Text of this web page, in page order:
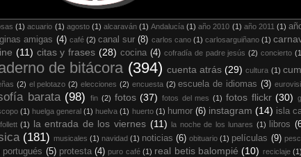
(1) acuario (1) agosto (1) alcaraván (1) Andalucía (1) año 2010 (1) año 2011 (1)
amigas (4) café (2) canal sur (8) carlos cano (1) carlosarguiñano (1)
(11) citas y frases (28) cocina (4) cofradía de padre jesús (2) concierto
de bitácora (394) cuenta atrás (29) cultura (1)
(2) el pelotazo (2) elecciones (2) encuesta (2) escuela de idiomas (3)
barata (98) fin (2) fotos (37) fotos del mes (1) fotos flickr (30)
(1) huelga general (1) huelva (1) huerto (1) humor (6) instagram (14) isla
(1) la entrada de los viernes (11) la noche de los lunares (1) libros
(181) musicales (1) navidad (1) noticias (6) obituario (1) películas (9)
portugués (5) protesta (4) puro café (1) real betis balompié (10) reciclaje (1)